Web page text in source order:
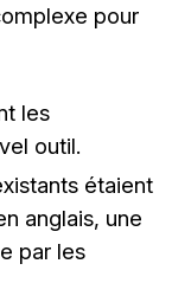
pour
les
outil.
étaient
anglais, une
par les